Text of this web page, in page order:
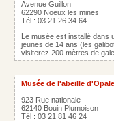
Avenue Guillon
62290 Noeux les mines
Tél : 03 21 26 34 64
Le musée est installé dans
jeunes de 14 ans (les
visiterez 200 mètres de
Musée de l'abeille d'Opale
923 Rue nationale
62140 Bouin Plumoison
Tél : 03 21 81 46 24